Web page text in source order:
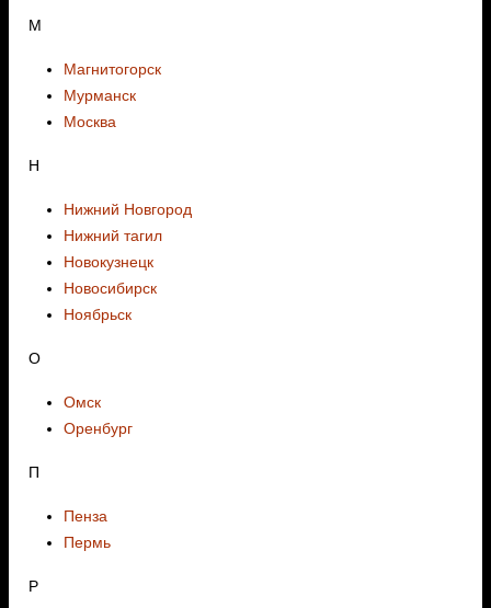
М
Магнитогорск
Мурманск
Москва
Н
Нижний Новгород
Нижний тагил
Новокузнецк
Новосибирск
Ноябрьск
О
Омск
Оренбург
П
Пенза
Пермь
Р